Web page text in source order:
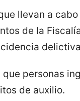
llevan a
de la
personas
de auxilio.